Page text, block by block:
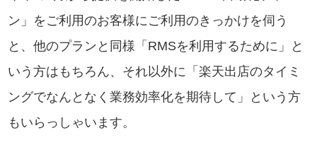
ン」をご利用のお客様にご利用のきっかけを伺う
と、他のプランと同様「RMSを利用するために」と
いう方はもちろん、それ以外に「楽天出店のタイミ
ングでなんとなく業務効率化を期待して」という方
もいらっしゃいます。